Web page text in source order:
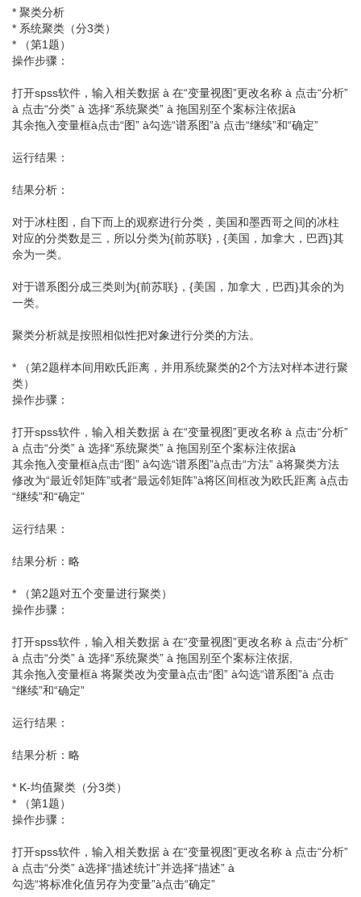
* 聚类分析
* 系统聚类（分3类）
* （第1题）
操作步骤：
打开spss软件，输入相关数据 à 在“变量视图”更改名称 à 点击“分析”
à 点击“分类” à 选择“系统聚类” à 拖国别至个案标注依据à
其余拖入变量框à点击“图” à勾选“谱系图”à 点击“继续”和“确定”
运行结果：
结果分析：
对于冰柱图，自下而上的观察进行分类，美国和墨西哥之间的冰柱
对应的分类数是三，所以分类为{前苏联}，{美国，加拿大，巴西}其
余为一类。
对于谱系图分成三类则为{前苏联}，{美国，加拿大，巴西}其余的为
一类。
聚类分析就是按照相似性把对象进行分类的方法。
* （第2题样本间用欧氏距离，并用系统聚类的2个方法对样本进行聚
类）
操作步骤：
打开spss软件，输入相关数据 à 在“变量视图”更改名称 à 点击“分析”
à 点击“分类” à 选择“系统聚类” à 拖国别至个案标注依据à
其余拖入变量框à点击“图” à勾选“谱系图”à点击“方法” à将聚类方法
修改为“最近邻矩阵”或者“最远邻矩阵”à将区间框改为欧氏距离 à点击
“继续”和“确定”
运行结果：
结果分析：略
* （第2题对五个变量进行聚类）
操作步骤：
打开spss软件，输入相关数据 à 在“变量视图”更改名称 à 点击“分析”
à 点击“分类” à 选择“系统聚类” à 拖国别至个案标注依据,
其余拖入变量框à 将聚类改为变量à点击“图” à勾选“谱系图”à 点击
“继续”和“确定”
运行结果：
结果分析：略
* K-均值聚类（分3类）
* （第1题）
操作步骤：
打开spss软件，输入相关数据 à 在“变量视图”更改名称 à 点击“分析”
à 点击“分类” à选择“描述统计”并选择“描述” à
勾选“将标准化值另存为变量”à点击“确定”